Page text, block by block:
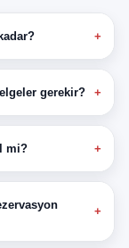
gerekir?
mi?